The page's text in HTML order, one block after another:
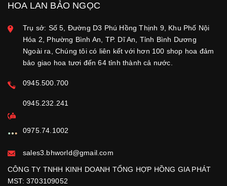
HOA LAN BẢO NGỌC
Trụ sở: Số 5, Đường D3 Phú Hồng Thịnh 9, Khu Phố Nội
Hóa 2, Phường Bình An, TP. Dĩ An, Tỉnh Bình Dương
Ngoài ra, Chúng tôi có liên kết với hơn 100 shop hoa đảm
bảo giao hoa tươi đến 64 tỉnh thành cả nước.
0945.500.700
0945.232.241
0975.74.1002
sales3.bhworld@gmail.com
CÔNG TY TNHH KINH DOANH TỔNG HỢP HỒNG GIA PHÁT
MST: 3703109052